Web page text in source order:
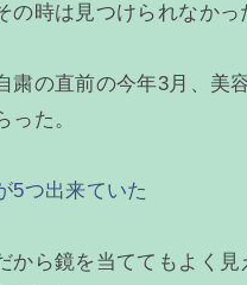
の時は見つけられなかっ
粛の直前の今年3月、美
った。
5つ出来ていた
から鏡を当ててもよく